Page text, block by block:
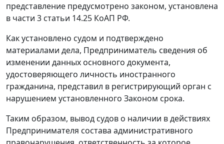
представление предусмотрено законом, установлена
в части 3 статьи 14.25 КоАП РФ.
Как установлено судом и подтверждено
материалами дела, Предприниматель сведения об
изменении данных основного документа,
удостоверяющего личность иностранного
гражданина, представил в регистрирующий орган с
нарушением установленного Законом срока.
Таким образом, вывод судов о наличии в действиях
Предпринимателя состава административного